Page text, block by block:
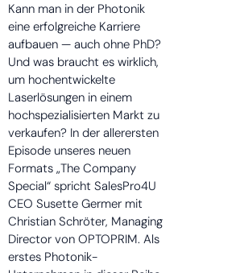
Kann man in der Photonik
eine erfolgreiche Karriere
aufbauen — auch ohne PhD?
Und was braucht es wirklich,
um hochentwickelte
Laserlösungen in einem
hochspezialisierten Markt zu
verkaufen? In der allerersten
Episode unseres neuen
Formats „The Company
Special“ spricht SalesPro4U
CEO Susette Germer mit
Christian Schröter, Managing
Director von OPTOPRIM. Als
erstes Photonik-